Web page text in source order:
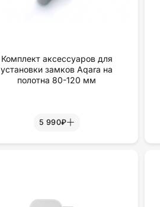
Комплект аксессуаров для
установки замков Aqara на
полотна 80-120 мм
5 990₽